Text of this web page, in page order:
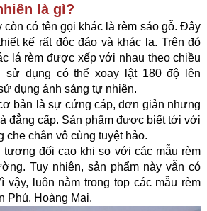
là gì?
còn có tên gọi khác là rèm sáo gỗ. Đây
kế rất độc đáo và khác lạ. Trên đó
lá rèm được xếp với nhau theo chiều
sử dụng có thể xoay lật 180 độ lên
dụng ánh sáng tự nhiên.
bản là sự cứng cáp, đơn giản nhưng
đẳng cấp. Sản phẩm được biết tới với
che chắn vô cùng tuyệt hảo.
tương đối cao khi so với các mẫu rèm
Tuy nhiên, sản phẩm này vẫn có
vậy, luôn nằm trong top các mẫu rèm
Phú, Hoàng Mai.